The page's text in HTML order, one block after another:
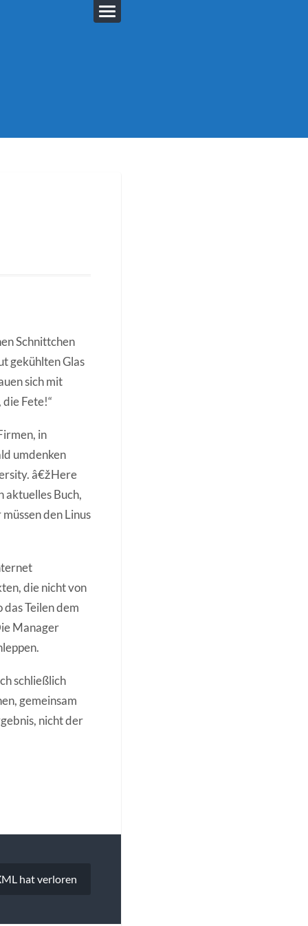
Schnittchen
gekühlten Glas
sich mit
Fete!“
in
umdenken
â€žHere
aktuelles Buch,
den Linus
die nicht von
Teilen dem
Manager
schließlich
gemeinsam
nicht der
hat verloren